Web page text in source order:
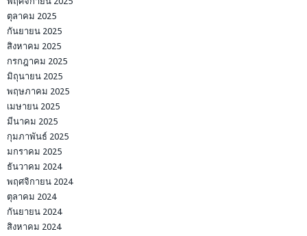
ตุลาคม 2025
กันยายน 2025
สิงหาคม 2025
กรกฎาคม 2025
มิถุนายน 2025
พฤษภาคม 2025
เมษายน 2025
มีนาคม 2025
กุมภาพันธ์ 2025
มกราคม 2025
ธันวาคม 2024
พฤศจิกายน 2024
ตุลาคม 2024
กันยายน 2024
สิงหาคม 2024